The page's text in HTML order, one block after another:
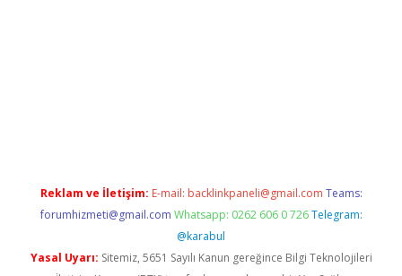
Reklam ve İletişim: E-mail: backlinkpaneli@gmail.com Teams:
forumhizmeti@gmail.com Whatsapp: 0262 606 0 726 Telegram:
@karabul
Yasal Uyarı: Sitemiz, 5651 Sayılı Kanun gereğince Bilgi Teknolojileri